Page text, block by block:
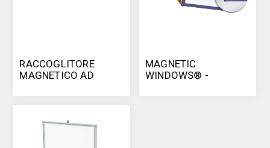
RACCOGLITORE
MAGNETICO AD
MAGNETIC
WINDOWS® -